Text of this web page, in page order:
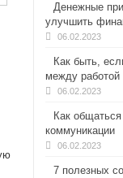
Денежные
улучшить
06.02.2023
Как быть,
между
06.02.2023
Как
коммуникации
06.02.2023
7 полезных